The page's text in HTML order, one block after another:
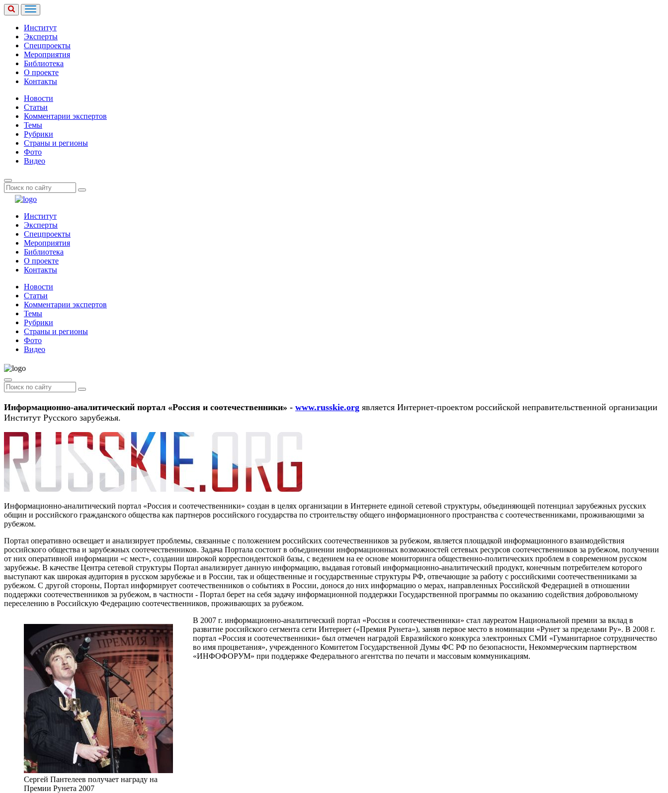
Институт
Эксперты
Спецпроекты
Мероприятия
Библиотека
О проекте
Контакты
Новости
Статьи
Комментарии экспертов
Темы
Рубрики
Страны и регионы
Фото
Видео
Институт
Эксперты
Спецпроекты
Мероприятия
Библиотека
О проекте
Контакты
Новости
Статьи
Комментарии экспертов
Темы
Рубрики
Страны и регионы
Фото
Видео
Информационно-аналитический портал «Россия и соотечественники» - www.russkie.org является Интернет-проектом российской неправительственной организации
Институт Русского зарубежья.
Информационно-аналитический портал «Россия и соотечественники» создан в целях организации в Интернете единой сетевой структуры, объединяющей потенциал зарубежных русских
общин и российского гражданского общества как партнеров российского государства по строительству общего информационного пространства с соотечественниками, проживающими за
рубежом.
Портал оперативно освещает и анализирует проблемы, связанные с положением российских соотечественников за рубежом, является площадкой информационного взаимодействия
российского общества и зарубежных соотечественников. Задача Портала состоит в объединении информационных возможностей сетевых ресурсов соотечественников за рубежом, получении
от них оперативной информации «с мест», создании широкой корреспондентской базы, с ведением на ее основе мониторинга общественно-политических проблем в современном русском
зарубежье. В качестве Центра сетевой структуры Портал анализирует данную информацию, выдавая готовый информационно-аналитический продукт, конечным потребителем которого
выступают как широкая аудитория в русском зарубежье и в России, так и общественные и государственные структуры РФ, отвечающие за работу с российскими соотечественниками за
рубежом. С другой стороны, Портал информирует соотечественников о событиях в России, донося до них информацию о мерах, направленных Российской Федерацией в отношении
поддержки соотечественников за рубежом, в частности - Портал берет на себя задачу информационной поддержки Государственной программы по оказанию содействия добровольному
переселению в Российскую Федерацию соотечественников, проживающих за рубежом.
Сергей Пантелеев получает награду на
Премии Рунета 2007
В 2007 г. информационно-аналитический портал «Россия и соотечественники» стал лауреатом Национальной премии за вклад в
развитие российского сегмента сети Интернет («Премия Рунета»), заняв первое место в номинации «Рунет за пределами Ру». В 2008 г.
портал «Россия и соотечественники» был отмечен наградой Евразийского конкурса электронных СМИ «Гуманитарное сотрудничество
во имя процветания», учрежденного Комитетом Государственной Думы ФС РФ по безопасности, Некоммерческим партнерством
«ИНФОФОРУМ» при поддержке Федерального агентства по печати и массовым коммуникациям.